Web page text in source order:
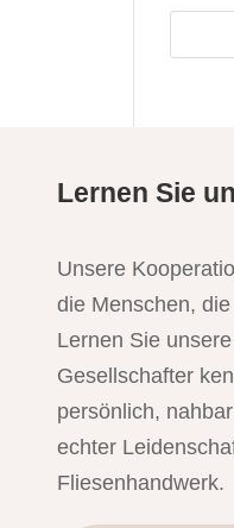
Lernen Sie
Unsere
die Menschen,
Lernen Sie unsere
Gesellschafter
persönlich,
echter
Fliesenhandwerk.